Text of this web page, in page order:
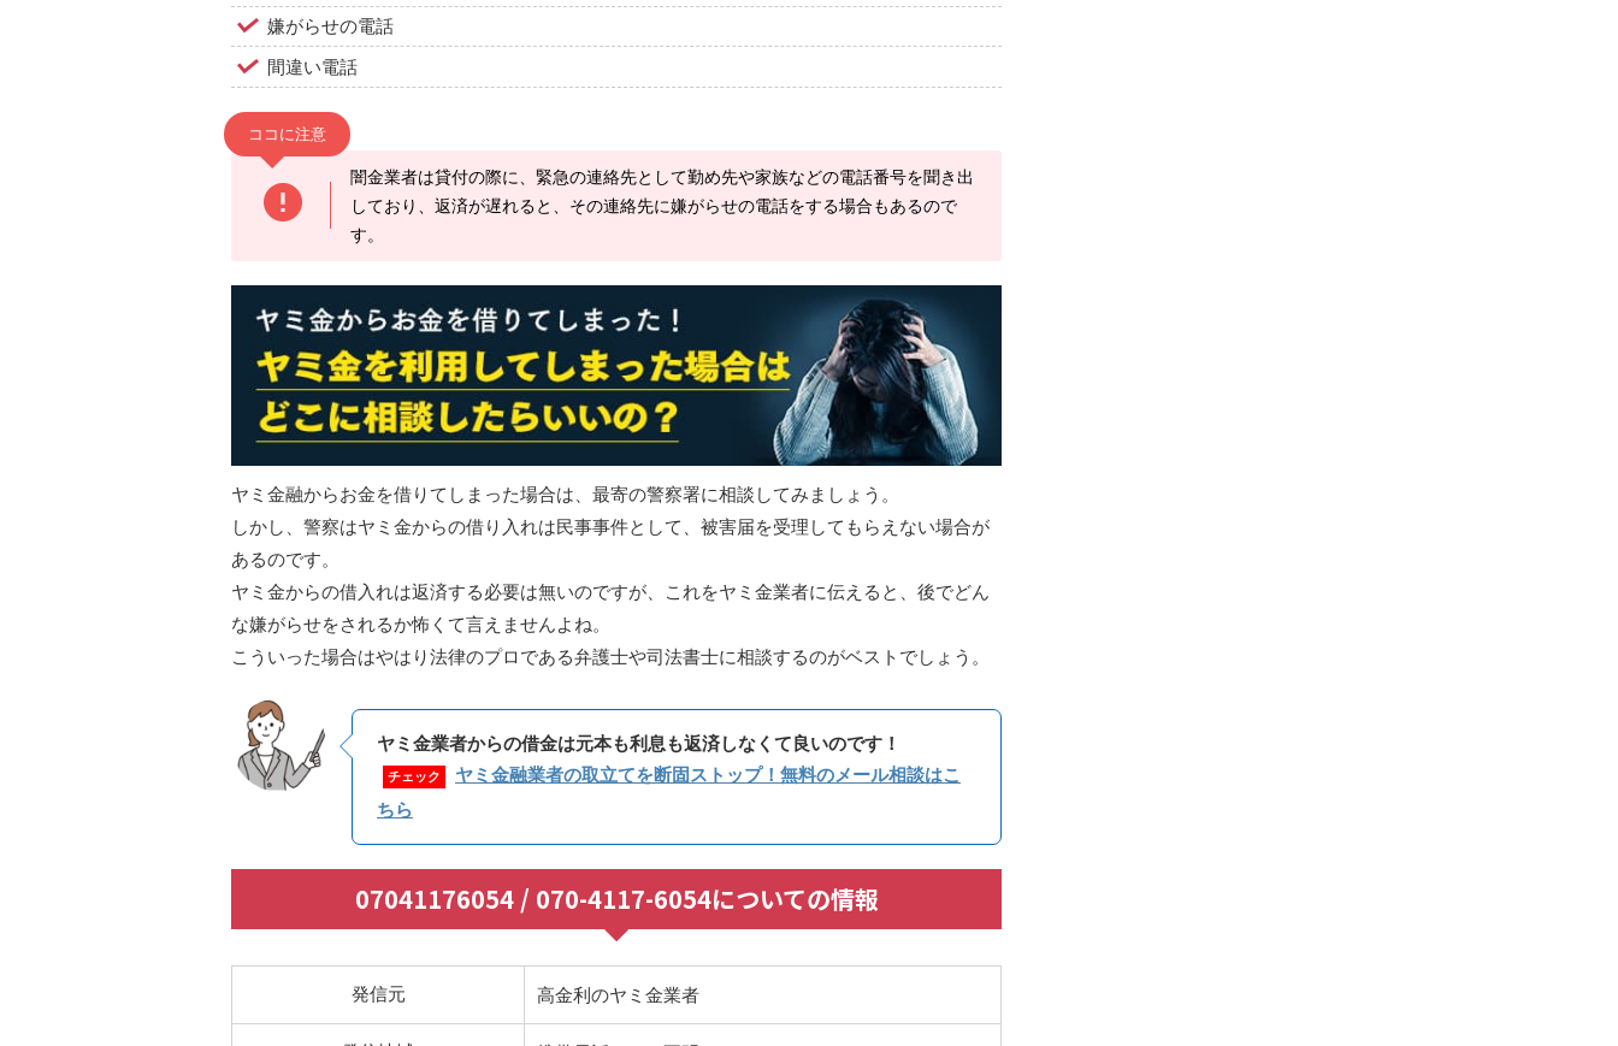
嫌がらせの電話
間違い電話
ココに注意
闇金業者は貸付の際に、緊急の連絡先として勤め先や家族などの電話番号を聞き出
しており、返済が遅れると、その連絡先に嫌がらせの電話をする場合もあるので
す。
ヤミ金融からお金を借りてしまった場合は、最寄の警察署に相談してみましょう。
しかし、警察はヤミ金からの借り入れは民事事件として、被害届を受理してもらえない場合が
あるのです。
ヤミ金からの借入れは返済する必要は無いのですが、これをヤミ金業者に伝えると、後でどん
な嫌がらせをされるか怖くて言えませんよね。
こういった場合はやはり法律のプロである弁護士や司法書士に相談するのがベストでしょう。
ヤミ金業者からの借金は元本も利息も返済しなくて良いのです！
チェック
ヤミ金融業者の取立てを断固ストップ！無料のメール相談はこ
ちら
07041176054 / 070-4117-6054についての情報
発信元 高金利のヤミ金業者